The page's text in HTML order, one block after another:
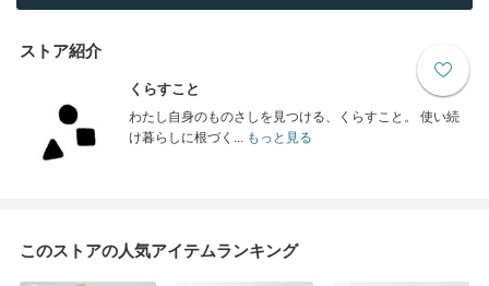
ストア紹介
くらすこと
わたし自身のものさしを見つける、くらすこと。 使い続
け暮らしに根づく...
もっと見る
このストアの人気アイテムランキング